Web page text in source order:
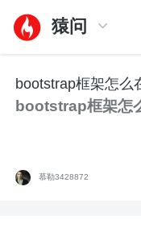
猿问
bootstrap框架怎么
bootstrap框架怎
慕勒3428872